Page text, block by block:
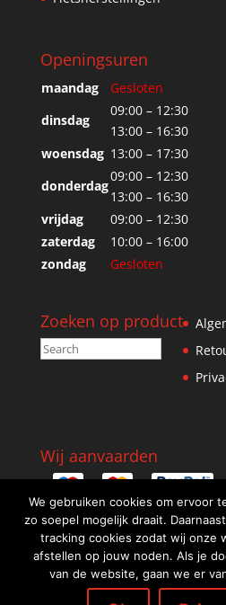
Openingsuren
maandag
Gesloten
dinsdag
09:00 – 12:30
13:00 – 16:30
woensdag 13:00 – 17:30
donderdag
09:00 – 12:30
13:00 – 16:30
vrijdag
09:00 – 12:30
zaterdag
10:00 – 16:00
zondag
Gesloten
Zoeken op product
Wij aanvaarden
We gebruiken cookies om ervoor
zo soepel mogelijk draait.
tracking cookies zodat wij onze
afstellen op jouw noden. Als je
van de website, gaan we er